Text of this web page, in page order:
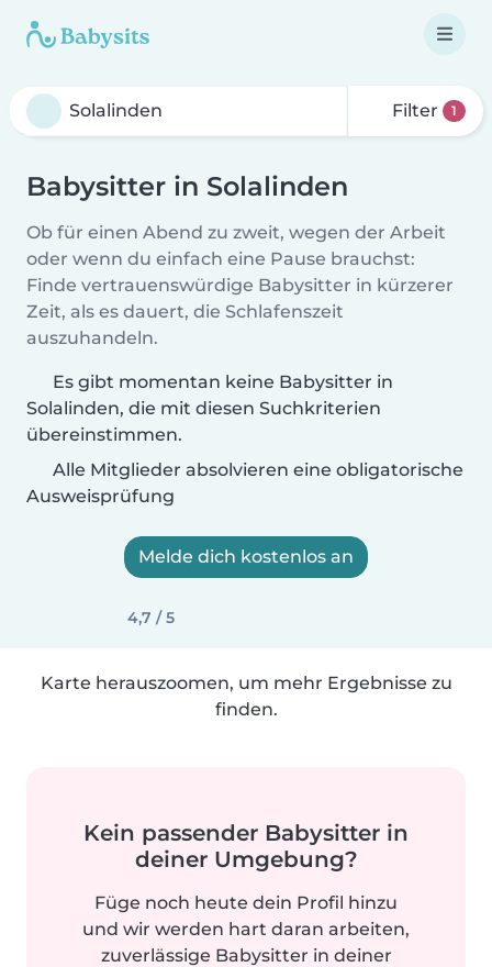
Filter 1
Babysitter in Solalinden
Ob für einen Abend zu zweit, wegen der Arbeit
oder wenn du einfach eine Pause brauchst:
Finde vertrauenswürdige Babysitter in kürzerer
Zeit, als es dauert, die Schlafenszeit
auszuhandeln.
Es gibt momentan keine Babysitter in
Solalinden, die mit diesen Suchkriterien
übereinstimmen.
Alle Mitglieder absolvieren eine obligatorische
Ausweisprüfung
Melde dich kostenlos an
4,7 / 5
Karte herauszoomen, um mehr Ergebnisse zu
finden.
Kein passender Babysitter in
deiner Umgebung?
Füge noch heute dein Profil hinzu
und wir werden hart daran arbeiten,
zuverlässige Babysitter in deiner